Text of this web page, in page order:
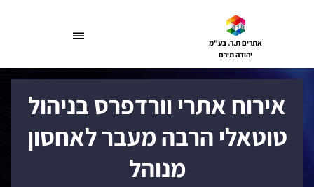
אתרים ת.ר. בע"מ
יהודה תירם
אירוח אתרי וורדפרס בניהול
טוטאלי הרבה מעבר לאחסון
מנוהל